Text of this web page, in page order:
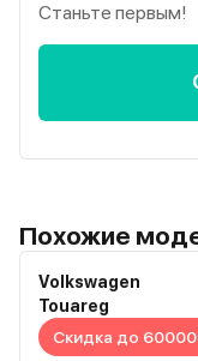
Станьте первым!
Похожие
Volkswagen
Touareg
Скидка до